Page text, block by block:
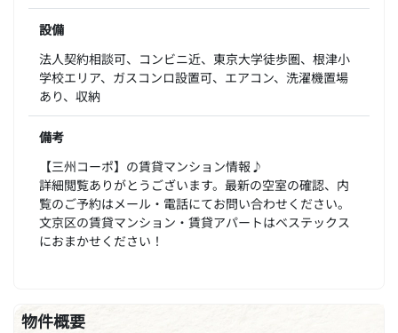
設備
法人契約相談可、コンビニ近、東京大学徒歩圏、根津小
学校エリア、ガスコンロ設置可、エアコン、洗濯機置場
あり、収納
備考
【三州コーポ】の賃貸マンション情報♪
詳細閲覧ありがとうございます。最新の空室の確認、内
覧のご予約はメール・電話にてお問い合わせください。
文京区の賃貸マンション・賃貸アパートはベステックス
におまかせください！
物件概要